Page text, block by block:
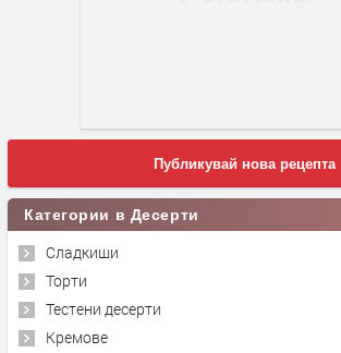
Публикувай нова рецепта
Категории в Десерти
Сладкиши
Торти
Тестени десерти
Кремове